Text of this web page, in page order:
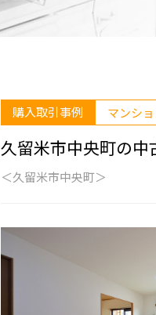
購入取引事例 マンシ
久留米市中央町の
＜久留米市中央町＞